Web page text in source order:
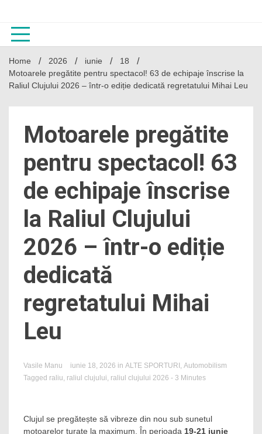
content
Home 2026 iunie
18
Motoarele pregătite pentru spectacol! 63 de echipaje înscrise la
Raliul Clujului 2026 – într-o ediție dedicată regretatului Mihai Leu
Motoarele pregătite
pentru spectacol! 63
de echipaje înscrise
la Raliul Clujului
2026 – într-o ediție
dedicată
regretatului Mihai
Leu
Vasile Manu iunie 18, 2026 in ALTE SPORTURI , Automobilism
Tagged raliu, raliul clujului, raliul clujului 2026 - 3 Minutes
Clujul se pregătește să vibreze din nou sub sunetul
motoarelor turate la maximum. În perioada 19-21 iunie